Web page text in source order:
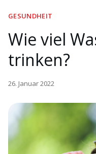
GESUNDHEIT
Wie viel
trinken?
26. Januar 2022